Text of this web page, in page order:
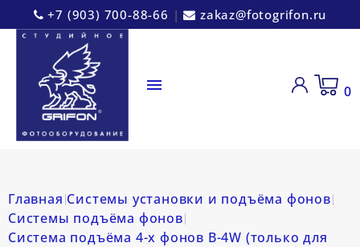
+7 (903) 700-88-66 | zakaz@fotogrifon.ru
 0
Главная Системы установки и подъёма фонов
Системы подъёма фонов
Cистема подъёма 4-х фонов B-4W (только для